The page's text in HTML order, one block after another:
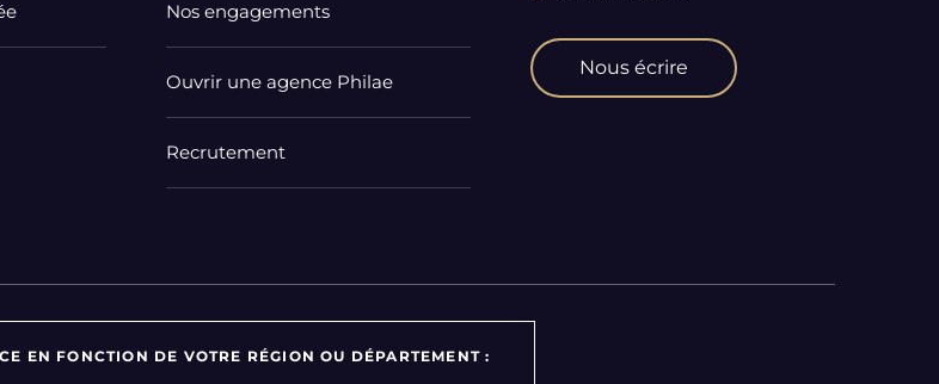
Nos engagements
Ouvrir une agence Philae
Recrutement
Nous écrire
EN FONCTION DE VOTRE RÉGION OU DÉPARTEMENT :